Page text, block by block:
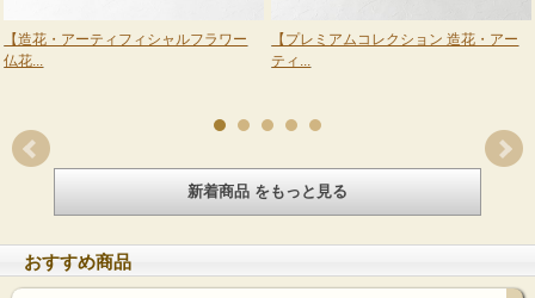
【造花・アーティフィシャルフラワー
仏花...
【プレミアムコレクション 造花・アー
ティ...
新着商品 をもっと見る
おすすめ商品